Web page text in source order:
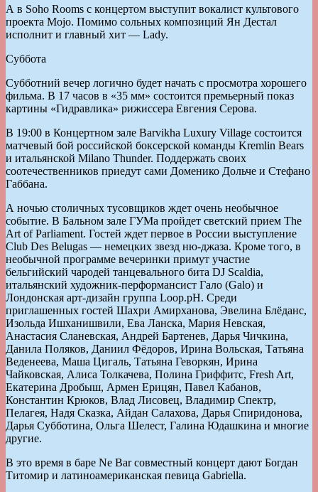
А в Soho Rooms с концертом выступит вокалист культового
проекта Mojo. Помимо сольных композиций Ян Дестал
исполнит и главный хит — Lady.
Суббота
Субботний вечер логично будет начать с просмотра хорошего
фильма. В 17 часов в «35 мм» состоится премьерный показ
картины «Гидравлика» рижиссера Евгения Серова.
В 19:00 в Концертном зале Barvikha Luxury Village состоится
матчевый бой российской боксерской команды Kremlin Bears
и итальянской Milano Thunder. Поддержать своих
соотечественников приедут сами Доменико Дольче и Стефано
Габбана.
А ночью столичных тусовщиков ждет очень необычное
событие. В Бальном зале ГУМа пройдет светский прием The
Art of Parliament. Гостей ждет первое в России выступление
Club Des Belugas — немецких звезд ню-джаза. Кроме того, в
необычной программе вечеринки примут участие
бельгийский чародей танцевального бита DJ Scaldia,
итальянский художник-перформансист Гало (Galo) и
Лондонская арт-дизайн группа Loop.pH. Среди
приглашенных гостей Шахри Амирханова, Эвелина Блёданс,
Изольда Ишханишвили, Ева Ланска, Мария Невская,
Анастасия Сланевская, Андрей Бартенев, Дарья Чичкина,
Данила Поляков, Даниил Фёдоров, Ирина Вольская, Татьяна
Веденеева, Маша Цигаль, Татьяна Геворкян, Ирина
Чайковская, Алиса Толкачева, Полина Гриффитс, Fresh Art,
Екатерина Дробыш, Армен Ерицян, Павел Кабанов,
Константин Крюков, Влад Лисовец, Владимир Спектр,
Пелагея, Надя Сказка, Айдан Салахова, Дарья Спиридонова,
Дарья Субботина, Ольга Шелест, Галина Юдашкина и многие
другие.
В это время в баре Ne Bar совместный концерт дают Богдан
Титомир и латиноамериканская певица Gabriella.